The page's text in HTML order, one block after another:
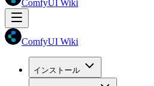
ComfyUI Wiki
ComfyUI Wiki
インストール